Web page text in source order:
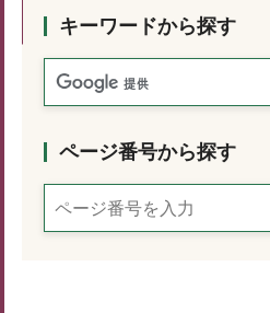
キーワードから探す
ページ番号から探す